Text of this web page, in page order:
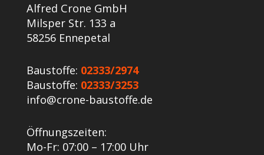
Alfred Crone GmbH
Milsper Str. 133 a
58256 Ennepetal
Baustoffe: 02333/2974
Baustoffe: 02333/3253
info@crone-baustoffe.de
Öffnungszeiten:
Mo-Fr: 07:00 – 17:00 Uhr